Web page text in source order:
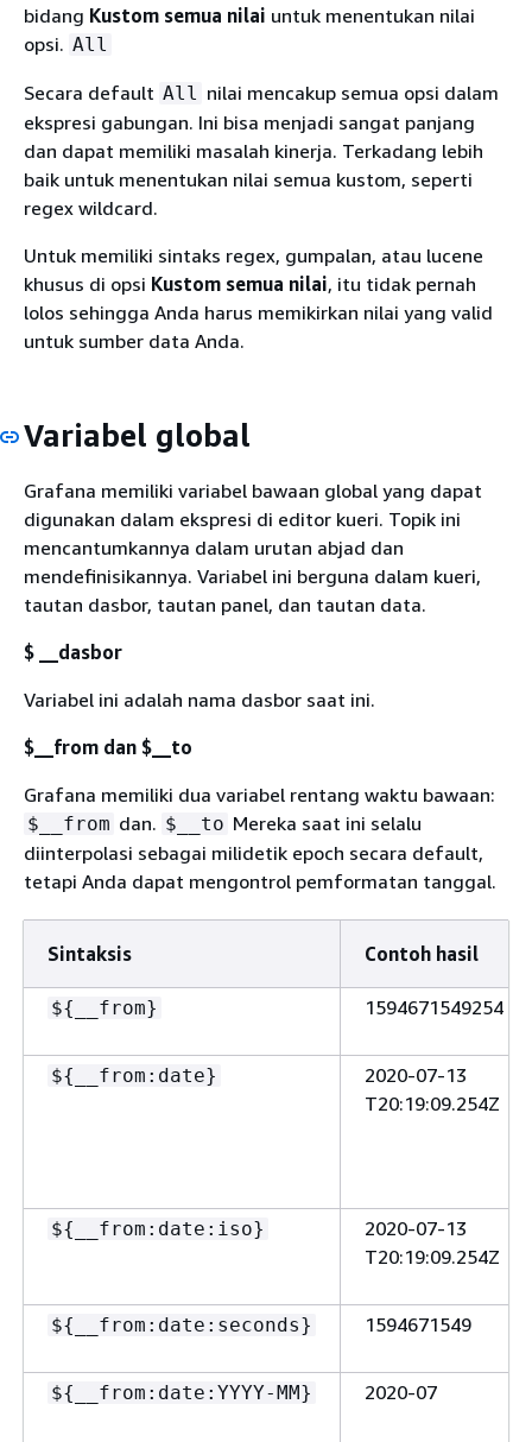
bidang Kustom semua nilai untuk menentukan nilai
opsi. All
Secara default All
nilai mencakup semua opsi dalam
ekspresi gabungan. Ini bisa menjadi sangat panjang
dan dapat memiliki masalah kinerja. Terkadang lebih
baik untuk menentukan nilai semua kustom, seperti
regex wildcard.
Untuk memiliki sintaks regex, gumpalan, atau lucene
khusus di opsi Kustom semua nilai, itu tidak pernah
lolos sehingga Anda harus memikirkan nilai yang valid
untuk sumber data Anda.
Variabel global
Grafana memiliki variabel bawaan global yang dapat
digunakan dalam ekspresi di editor kueri. Topik ini
mencantumkannya dalam urutan abjad dan
mendefinisikannya. Variabel ini berguna dalam kueri,
tautan dasbor, tautan panel, dan tautan data.
$ __dasbor
Variabel ini adalah nama dasbor saat ini.
$__from dan $__to
Grafana memiliki dua variabel rentang waktu bawaan:
$__from dan. $__to Mereka saat ini selalu
diinterpolasi sebagai milidetik epoch secara default,
tetapi Anda dapat mengontrol pemformatan tanggal.
Sintaksis Contoh hasil
${ __from} 1594671549254
${ __from:date}
2020-07-13
T20:19:09.254Z
${ __from:date:iso}
2020-07-13
T20:19:09.254Z
${ __from:date:seconds} 1594671549
${ __from:date:YYYY-MM} 2020-07